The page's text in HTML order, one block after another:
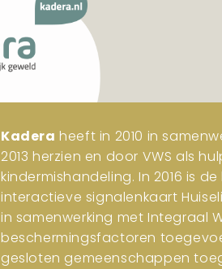
Kadera heeft in 2010 in
2013 herzien en door VWS als
kindermishandeling. In 2016 is
interactieve signalenkaart
in samenwerking met Integraal
beschermingsfactoren
gesloten gemeenschappen